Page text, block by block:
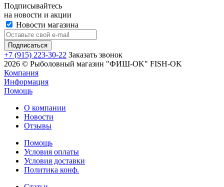
Подписывайтесь
на новости и акции
Новости магазина
+7 (915) 223-30-22 Заказать звонок
2026 © Рыболовный магазин "ФИШ-OK" FISH-OK
Компания
Информация
Помощь
О компании
Новости
Отзывы
Помощь
Условия оплаты
Условия доставки
Политика конф.